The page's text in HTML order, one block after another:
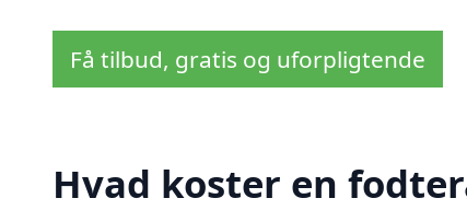
Få tilbud, gratis og uforpligtende
Hvad koster en